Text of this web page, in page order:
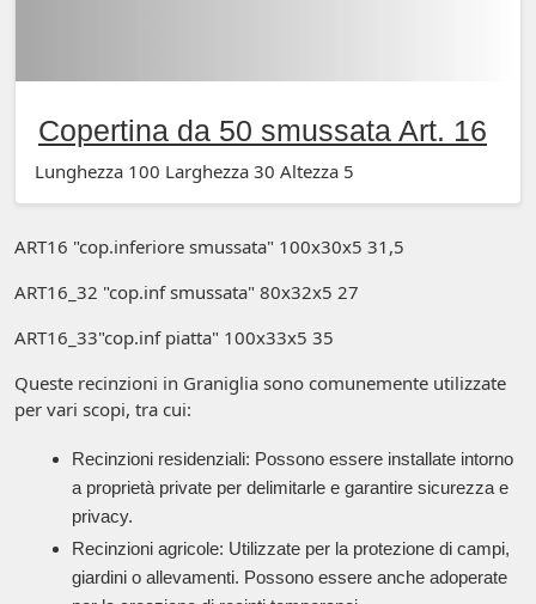
Copertina da 50 smussata Art. 16
Lunghezza 100 Larghezza 30 Altezza 5
ART16 "cop.inferiore smussata" 100x30x5 31,5
ART16_32 "cop.inf smussata" 80x32x5 27
ART16_33"cop.inf piatta" 100x33x5 35
Queste recinzioni in Graniglia sono comunemente utilizzate
per vari scopi, tra cui:
Recinzioni residenziali: Possono essere installate intorno
a proprietà private per delimitarle e garantire sicurezza e
privacy.
Recinzioni agricole: Utilizzate per la protezione di campi,
giardini o allevamenti. Possono essere anche adoperate